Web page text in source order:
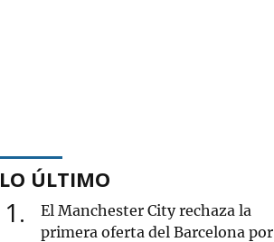
LO ÚLTIMO
1
El Manchester City rechaza la
primera oferta del Barcelona por